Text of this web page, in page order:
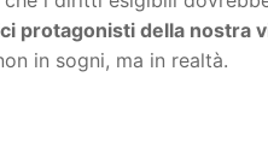
protagonisti della nostra
in sogni, ma in realtà.